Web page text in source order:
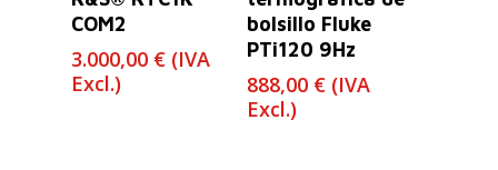
COM2
3.000,00 € (IVA
Excl.)
bolsillo Fluke
PTi120 9Hz
888,00 € (IVA
Excl.)